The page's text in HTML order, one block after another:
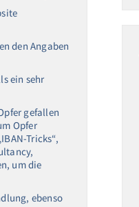
den Angaben
ein sehr
gefallen
Opfer
Tricks“,
um die
ebenso